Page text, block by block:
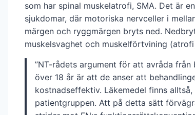
som har spinal muskelatrofi, SMA. Det är
sjukdomar, där motoriska nervceller i
märgen och ryggmärgen bryts ned.
muskelsvaghet och muskelförtvining
”NT-rådets argument för att avråda
över 18 år är att de anser att
kostnadseffektiv. Läkemedel finns
patientgruppen. Att på detta sätt